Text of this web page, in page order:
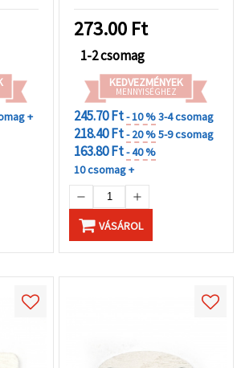
+
DIY/kreatív projektekhez
273.00 Ft
1-2 csomag
KEDVEZMÉNYEK
MENNYISÉGHEZ
245.70 Ft- 10 %3-4 csomag
218.40 Ft- 20 %5-9 csomag
163.80 Ft- 40 %
10 csomag +
VÁSÁROL